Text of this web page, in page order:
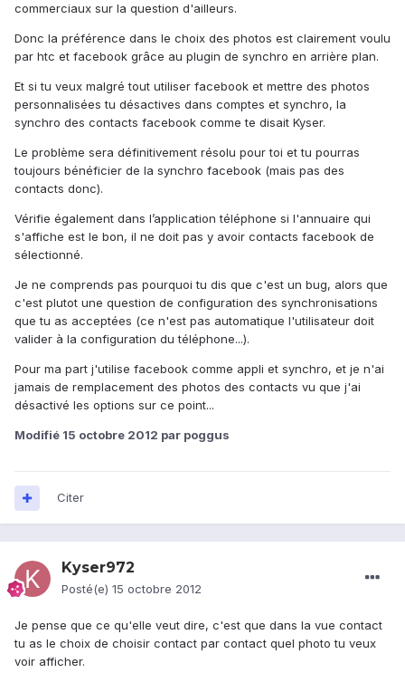
commerciaux sur la question d'ailleurs.
Donc la préférence dans le choix des photos est clairement voulu
par htc et facebook grâce au plugin de synchro en arrière plan.
Et si tu veux malgré tout utiliser facebook et mettre des photos
personnalisées tu désactives dans comptes et synchro, la
synchro des contacts facebook comme te disait Kyser.
Le problème sera définitivement résolu pour toi et tu pourras
toujours bénéficier de la synchro facebook (mais pas des
contacts donc).
Vérifie également dans l’application téléphone si l'annuaire qui
s'affiche est le bon, il ne doit pas y avoir contacts facebook de
sélectionné.
Je ne comprends pas pourquoi tu dis que c'est un bug, alors que
c'est plutot une question de configuration des synchronisations
que tu as acceptées (ce n'est pas automatique l'utilisateur doit
valider à la configuration du téléphone...).
Pour ma part j'utilise facebook comme appli et synchro, et je n'ai
jamais de remplacement des photos des contacts vu que j'ai
désactivé les options sur ce point...
Modifié 15 octobre 2012 par poggus
Citer
Kyser972
Posté(e) 15 octobre 2012
Je pense que ce qu'elle veut dire, c'est que dans la vue contact
tu as le choix de choisir contact par contact quel photo tu veux
voir afficher.